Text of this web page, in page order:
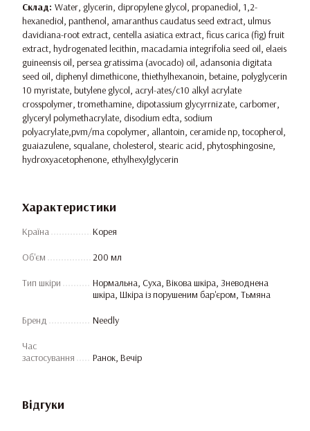
Склад: Water, glycerin, dipropylene glycol, propanediol, 1,2-
hexanediol, panthenol, amaranthus caudatus seed extract, ulmus
davidiana-root extract, centella asiatica extract, ficus carica (fig) fruit
extract, hydrogenated lecithin, macadamia integrifolia seed oil, elaeis
guineensis oil, persea gratissima (avocado) oil, adansonia digitata
seed oil, diphenyl dimethicone, thiethylhexanoin, betaine, polyglycerin
10 myristate, butylene glycol, acryl-ates/c10 alkyl acrylate
crosspolymer, tromethamine, dipotassium glycyrrnizate, carbomer,
glyceryl polymethacrylate, disodium edta, sodium
polyacrylate,pvm/ma copolymer, allantoin, ceramide np, tocopherol,
guaiazulene, squalane, cholesterol, stearic acid, phytosphingosine,
hydroxyacetophenone, ethylhexylglycerin
Характеристики
Країна Корея
Об'єм 200 мл
Тип шкіри
Нормальна, Суха, Вікова шкіра, Зневоднена
шкіра, Шкіра із порушеним бар'єром, Тьмяна
Бренд Needly
Час
застосування
Ранок, Вечір
Відгуки